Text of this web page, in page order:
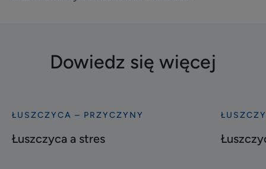
Dowiedz się więcej
Odkryj
Łuszczyca
ŁUSZCZYCA – PRZYCZYNY
Łuszczyca a stres
Odkryj